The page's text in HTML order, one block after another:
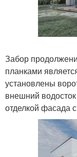
Забор
планками
установлены
внешний
отделкой фасада